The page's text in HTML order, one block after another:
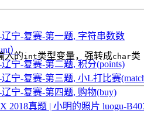
辽宁-复赛-第一题, 字符串数数
）
辽宁-复赛-第二题, 积分(points)
辽宁-复赛-第三题, 小L打比赛
辽宁-复赛-第四题, 购物(buy)
2018真题 | 小明的照片 luogu-
入的int类型变量，强转成char类